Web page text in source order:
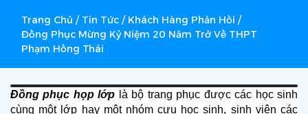
Trang Chủ / Tin Tức / Khách Hàng Phản Hồi /
Đồng Phục Mừng Kỷ Niệm 20 Năm Trở Về THPT
Phạm Hồng Thái
Đồng phục họp lớp là bộ trang phục được các học sinh
cùng một lớp hay một nhóm cựu học sinh, sinh viên các